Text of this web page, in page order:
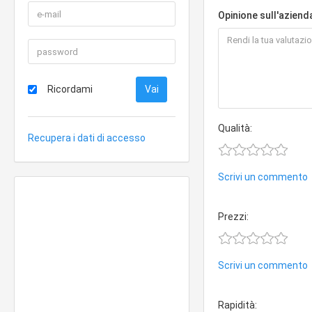
Ricordami
Recupera i dati di accesso
Opinione
Qualità:
Scrivi un commento
Prezzi:
Scrivi un commento
Rapidità: